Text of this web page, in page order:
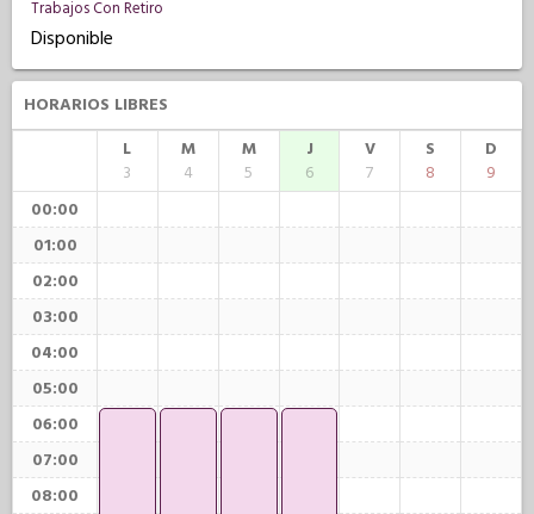
Trabajos Con Retiro
Disponible
HORARIOS LIBRES
L
3
M
4
M
5
J
6
V
7
S
8
D
9
00:00
01:00
02:00
03:00
04:00
05:00
06:00
07:00
08:00